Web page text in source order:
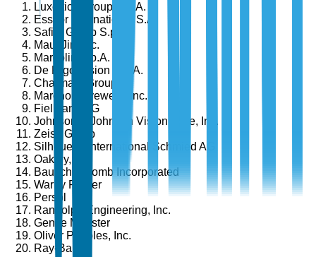
Luxottica Group S.p.A.
Essilor International S.A.
Safilo Group S.p.A.
Maui Jim Inc.
Marcolin S.p.A.
De Rigo Vision S.p.A.
Charmant Group
Marchon Eyewear, Inc.
Fielmann AG
Johnson & Johnson Vision Care, Inc.
Zeiss Group
Silhouette International Schmied AG
Oakley, Inc.
Bausch & Lomb Incorporated
Warby Parker
Persol
Randolph Engineering, Inc.
Gentle Monster
Oliver Peoples, Inc.
Ray-Ban